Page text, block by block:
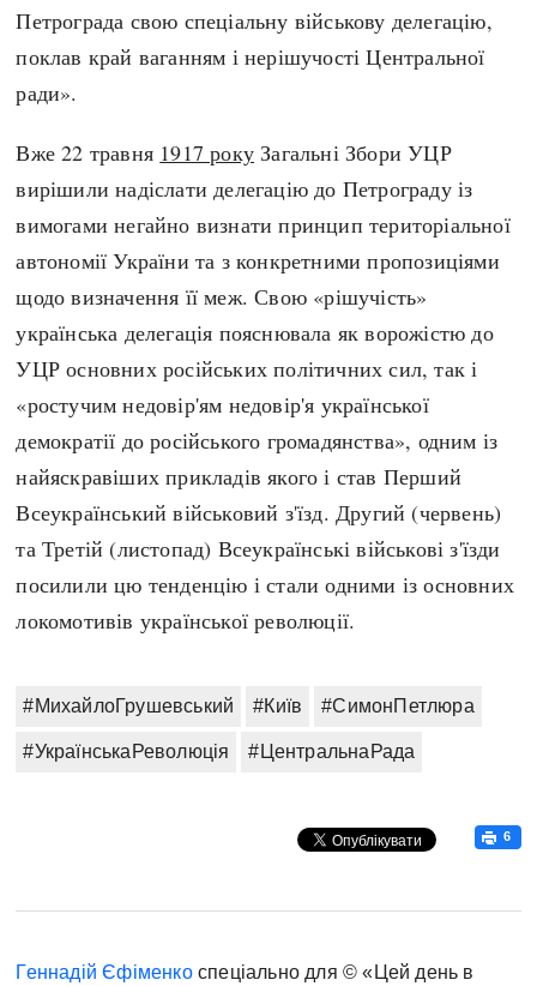
Петрограда свою спеціальну військову делегацію,
поклав край ваганням і нерішучості Центральної
ради».
Вже 22 травня 1917 року Загальні Збори УЦР
вирішили надіслати делегацію до Петрограду із
вимогами негайно визнати принцип територіальної
автономії України та з конкретними пропозиціями
щодо визначення її меж. Свою «рішучість»
українська делегація пояснювала як ворожістю до
УЦР основних російських політичних сил, так і
«ростучим недовір'ям недовір'я української
демократії до російського громадянства», одним із
найяскравіших прикладів якого і став Перший
Всеукраїнський військовий з'їзд. Другий (червень)
та Третій (листопад) Всеукраїнські військові з'їзди
посилили цю тенденцію і стали одними із основних
локомотивів української революції.
#МихайлоГрушевський #Київ #СимонПетлюра
#УкраїнськаРеволюція #ЦентральнаРада
6
Геннадій Єфіменкоспеціально для © «Цей день в